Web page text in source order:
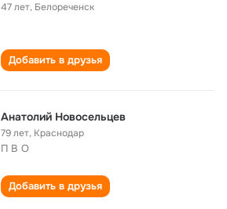
47 лет, Белореченск
Добавить в друзья
Анатолий Новосельцев
79 лет, Краснодар
П В О
Добавить в друзья